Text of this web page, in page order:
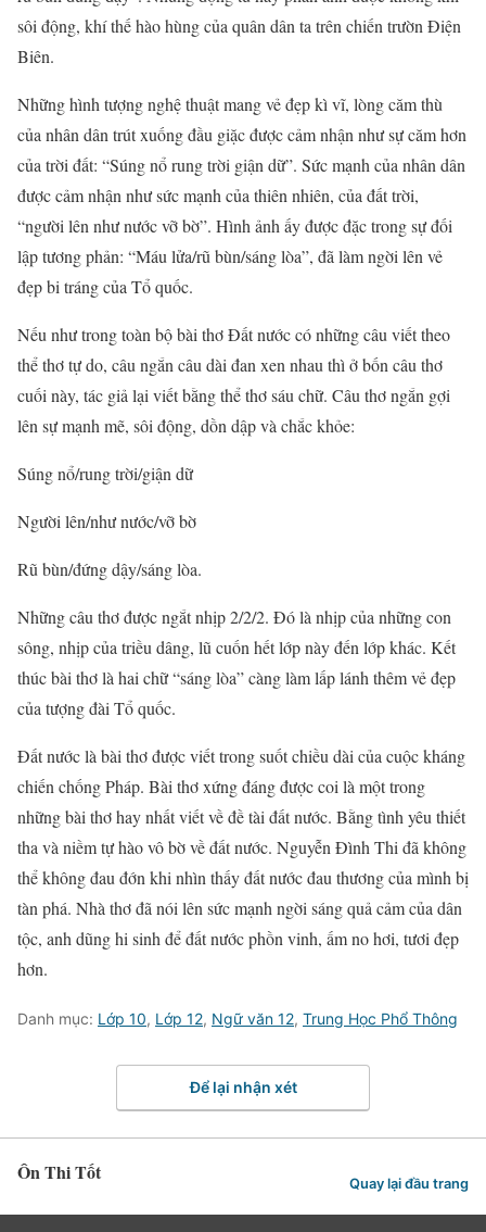
sôi động, khí thế hào hùng của quân dân ta trên chiến trườn Điện
Biên.
Những hình tượng nghệ thuật mang vẻ đẹp kì vĩ, lòng căm thù
của nhân dân trút xuống đầu giặc được cảm nhận như sự căm hơn
của trời đất: “Súng nổ rung trời giận dữ”. Sức mạnh của nhân dân
được cảm nhận như sức mạnh của thiên nhiên, của đất trời,
“người lên như nước vỡ bờ”. Hình ảnh ấy được đặc trong sự đối
lập tương phản: “Máu lửa/rũ bùn/sáng lòa”, đã làm ngời lên vẻ
đẹp bi tráng của Tổ quốc.
Nếu như trong toàn bộ bài thơ Đất nước có những câu viết theo
thể thơ tự do, câu ngắn câu dài đan xen nhau thì ở bốn câu thơ
cuối này, tác giả lại viết bằng thể thơ sáu chữ. Câu thơ ngắn gợi
lên sự mạnh mẽ, sôi động, dồn dập và chắc khỏe:
Súng nổ/rung trời/giận dữ
Người lên/như nước/vỡ bờ
Rũ bùn/đứng dậy/sáng lòa.
Những câu thơ được ngắt nhịp 2/2/2. Đó là nhịp của những con
sông, nhịp của triều dâng, lũ cuốn hết lớp này đến lớp khác. Kết
thúc bài thơ là hai chữ “sáng lòa” càng làm lấp lánh thêm vẻ đẹp
của tượng đài Tổ quốc.
Đất nước là bài thơ được viết trong suốt chiều dài của cuộc kháng
chiến chống Pháp. Bài thơ xứng đáng được coi là một trong
những bài thơ hay nhất viết về đề tài đất nước. Bằng tình yêu thiết
tha và niềm tự hào vô bờ về đất nước. Nguyễn Đình Thi đã không
thể không đau đớn khi nhìn thấy đất nước đau thương của mình bị
tàn phá. Nhà thơ đã nói lên sức mạnh ngời sáng quả cảm của dân
tộc, anh dũng hi sinh để đất nước phồn vinh, ấm no hơi, tươi đẹp
hơn.
Danh mục: Lớp 10, Lớp 12, Ngữ văn 12, Trung Học Phổ Thông
Để lại nhận xét
Ôn Thi Tốt Quay lại đầu trang